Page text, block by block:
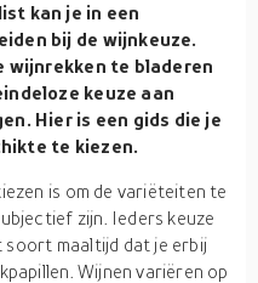
kan je in een
bij de wijnkeuze.
wijnrekken te bladeren
keuze aan
Hier is een gids die je
te kiezen.
is om de variëteiten te
zijn. Ieders keuze
soort maaltijd dat je erbij
Wijnen variëren op